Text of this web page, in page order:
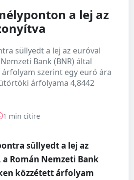
a lej az
süllyedt a lej az euróval
Bank (BNR) által
szerint egy euró ára
árfolyama 4,8442
1 min citire
süllyedt a lej az
Román Nemzeti Bank
közzétett árfolyam